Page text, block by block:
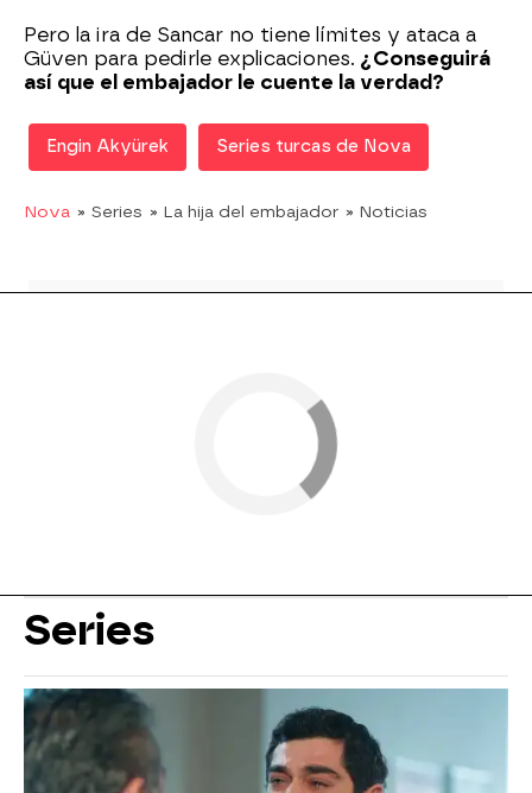
Pero la ira de Sancar no tiene límites y ataca a
Güven para pedirle explicaciones. ¿Conseguirá
así que el embajador le cuente la verdad?
Engin Akyürek Series turcas de Nova
Nova » Series » La hija del embajador » Noticias
Series